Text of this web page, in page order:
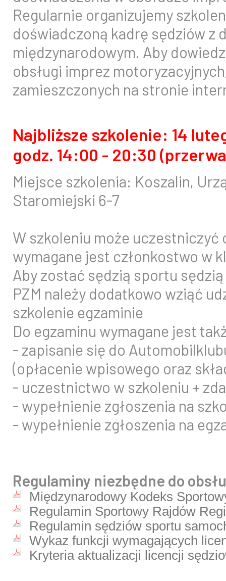
Regularnie organizujemy
doświadczoną kadrę sędziów z
międzynarodowym. Aby
obsługi imprez
zamieszczonych na stronie
Najbliższe szkolenie: 14
godz. 14:00 - 20:30
Miejsce szkolenia: Koszalin,
Staromiejski 6-7
W szkoleniu może uczestniczyć
wymagane jest członkostwo w
Aby zostać sędzią sportu
PZM należy dodatkowo wziąć
szkolenie egzaminie
Do egzaminu wymagane jest
- zapisanie się do
(opłacenie wpisowego oraz
- uczestnictwo w szkoleniu +
- wypełnienie zgłoszenia na
- wypełnienie zgłoszenia na
Regulaminy niezbędne do
Międzynarodowy Kodeks
Regulamin Sportowy Rajdów
Regulamin sędziów sportu
Wykaz funkcji wymagających
Kryteria aktualizacji licencji